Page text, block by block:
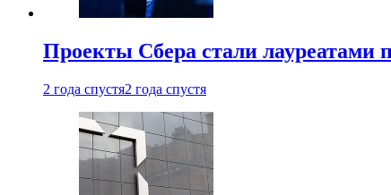
Проекты Сбера стали
2 года спустя2 года спустя